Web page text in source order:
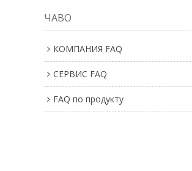
ЧАВО
КОМПАНИЯ FAQ
СЕРВИС FAQ
FAQ по продукту